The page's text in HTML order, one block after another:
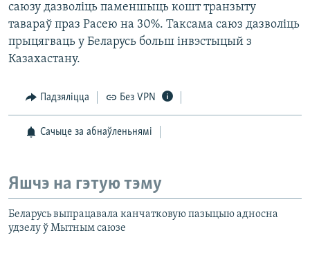
саюзу дазволіць паменшыць кошт транзыту
тавараў праз Расею на 30%. Таксама саюз дазволіць
прыцягваць у Беларусь больш інвэстыцый з
Казахастану.
Падзяліцца Без VPN
Сачыце за абнаўленьнямі
Яшчэ на гэтую тэму
Беларусь выпрацавала канчатковую пазыцыю адносна
удзелу ў Мытным саюзе